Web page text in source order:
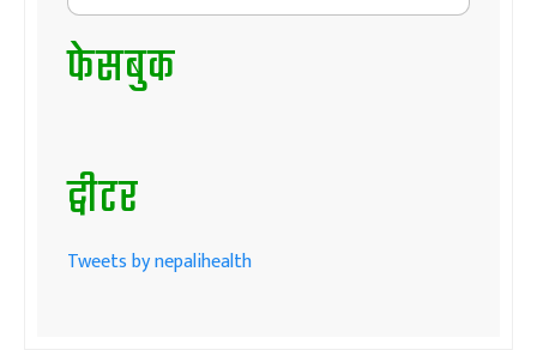
फेसबुक
ट्वीटर
Tweets by nepalihealth